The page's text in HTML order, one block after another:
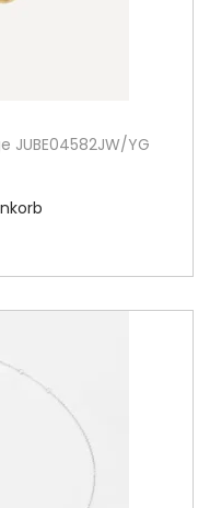
JUBE04582JW/YG